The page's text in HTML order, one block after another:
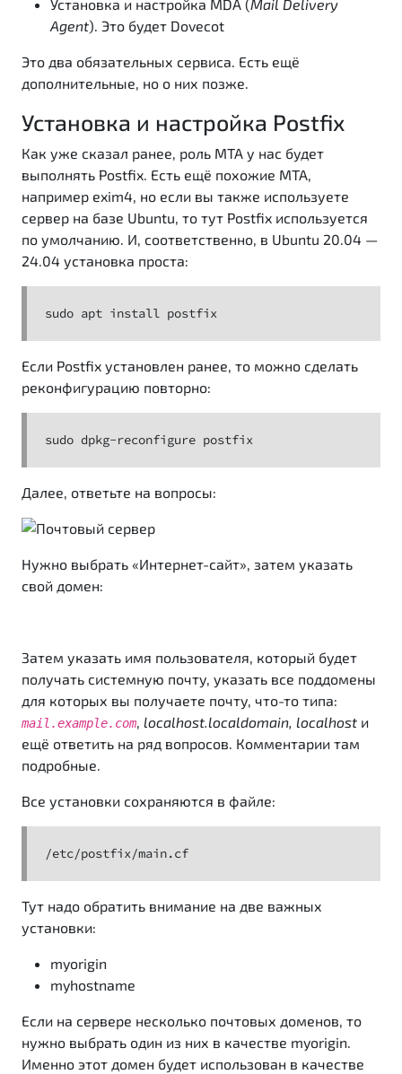
Установка и настройка MDA (Mail Delivery
Agent). Это будет Dovecot
Это два обязательных сервиса. Есть ещё
дополнительные, но о них позже.
Установка и настройка Postfix
Как уже сказал ранее, роль MTA у нас будет
выполнять Postfix. Есть ещё похожие MTA,
например exim4, но если вы также используете
сервер на базе Ubuntu, то тут Postfix используется
по умолчанию. И, соответственно, в Ubuntu 20.04 —
24.04 установка проста:
sudo apt install postfix
Если Postfix установлен ранее, то можно сделать
реконфигурацию повторно:
sudo dpkg-reconfigure postfix
Далее, ответьте на вопросы:
Нужно выбрать «Интернет-сайт», затем указать
свой домен:
Затем указать имя пользователя, который будет
получать системную почту, указать все поддомены
для которых вы получаете почту, что-то типа:
mail.example.com, localhost.localdomain, localhost и
ещё ответить на ряд вопросов. Комментарии там
подробные.
Все установки сохраняются в файле:
/etc/postfix/main.cf
Тут надо обратить внимание на две важных
установки:
myorigin
myhostname
Если на сервере несколько почтовых доменов, то
нужно выбрать один из них в качестве myorigin.
Именно этот домен будет использован в качестве